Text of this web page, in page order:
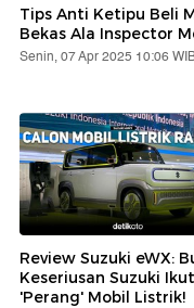
Tips Anti Ketipu Beli
Bekas Ala Inspector
Senin, 07 Apr 2025 10:06
Review Suzuki eWX:
Keseriusan Suzuki Ikut
'Perang' Mobil Listrik!